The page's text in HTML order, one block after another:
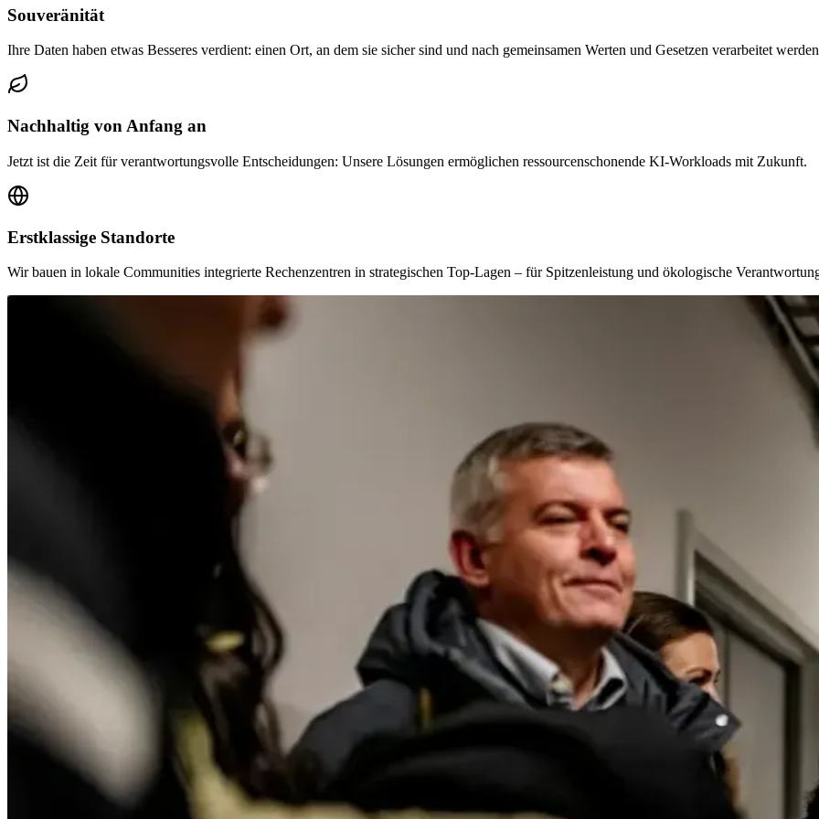
Souveränität
Ihre Daten haben etwas Besseres verdient: einen Ort, an dem sie sicher sind und nach gemeinsamen Werten und Gesetzen verarbeitet
Nachhaltig von Anfang an
Jetzt ist die Zeit für verantwortungsvolle Entscheidungen: Unsere Lösungen ermöglichen ressourcenschonende KI-Workloads mit Zukunft.
Erstklassige Standorte
Wir bauen in lokale Communities integrierte Rechenzentren in strategischen Top-Lagen – für Spitzenleistung und ökologische